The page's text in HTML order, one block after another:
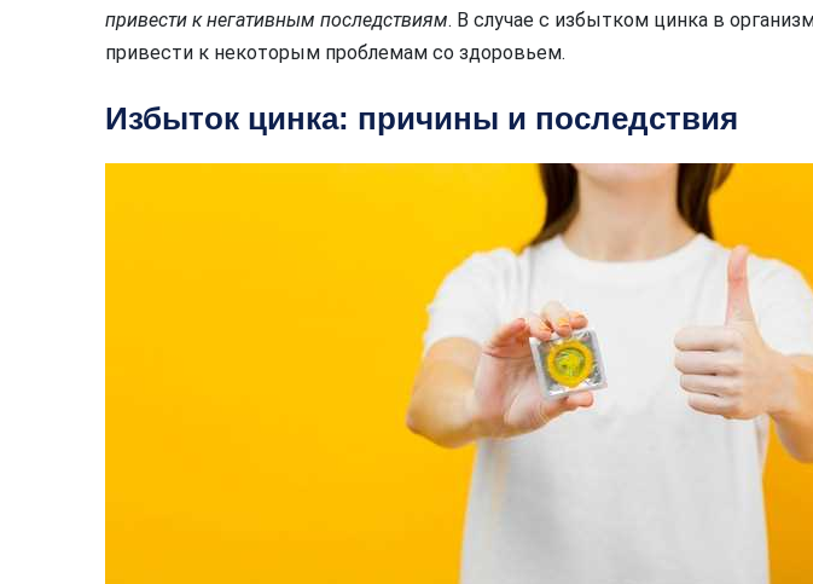
привести к негативным последствиям. В случае с избытком цинка в
привести к некоторым проблемам со здоровьем.
Избыток цинка: причины и последствия